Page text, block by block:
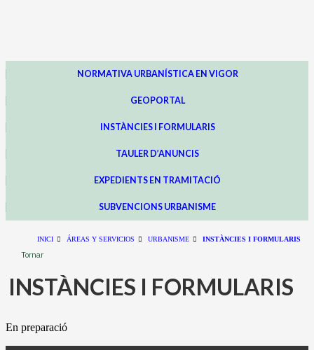
NORMATIVA URBANÍSTICA EN VIGOR
GEOPORTAL
INSTÀNCIES I FORMULARIS
TAULER D’ANUNCIS
EXPEDIENTS EN TRAMITACIÓ
SUBVENCIONS URBANISME
INICI ÁREAS Y SERVICIOS URBANISME INSTÀNCIES I FORMULARIS
Tornar
INSTÀNCIES I FORMULARIS
En preparació